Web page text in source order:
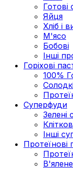
Готові
Яйця
Хліб і
М'ясо
Бобові
Інші
Горіхові
100%
Суперфуди
Зелені
Інші
Протеїнові